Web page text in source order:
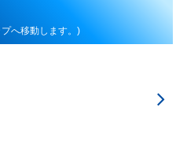
へ移動します。)